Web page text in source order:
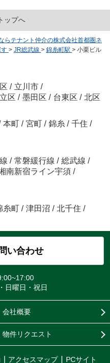
ップへ
らテナント仲介の株式会社首都圏ネ
> JR総武線 > 錦糸町駅 > 小栗ビル
/ 立川市 /
区 / 墨田区 / 台東区 / 北区
本町 / 宮町 / 錦糸 / 千住 /
/ 常磐緩行線 / 総武線 /
南新宿ライン宇須 /
糸町 / 津田沼 / 北千住 /
い合わせ
日曜日・祝日
会社概要
物件リクエスト
アクセスマップ PCサイト